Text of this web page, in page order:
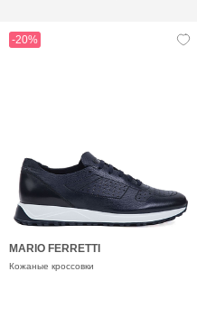
-20%
MARIO FERRETTI
Кожаные кроссовки